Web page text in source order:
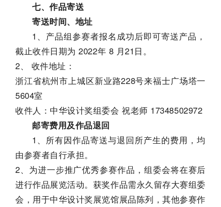
七、作品寄送
寄送时间、地址
1、产品组参赛者报名成功后即可寄送产品，
截止收件日期为 2022年 8 月21日。
2、 收件地址：
浙江省杭州市上城区新业路228号来福士广场塔一
5604室
收件人：中华设计奖组委会 祝老师 17348502972
邮寄费用及作品退回
1、所有因作品寄送与退回所产生的费用，均
由参赛者自行承担。
2、为进一步推广优秀参赛作品，组委会将在赛后
进行作品展览活动。获奖作品需永久留存大赛组委
会，用于中华设计奖展览馆展品陈列，其他参赛作